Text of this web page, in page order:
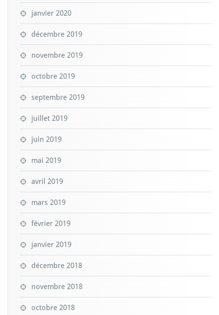
janvier 2020
décembre 2019
novembre 2019
octobre 2019
septembre 2019
juillet 2019
juin 2019
mai 2019
avril 2019
mars 2019
février 2019
janvier 2019
décembre 2018
novembre 2018
octobre 2018